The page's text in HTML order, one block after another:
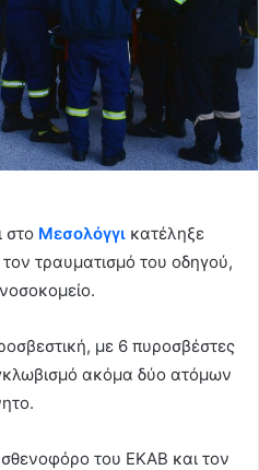
στο Μεσολόγγι κατέληξε
τραυματισμό του οδηγού,
με 6 πυροσβέστες
ακόμα δύο ατόμων
του ΕΚΑΒ και τον